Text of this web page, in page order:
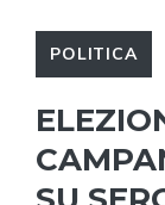
POLITICA